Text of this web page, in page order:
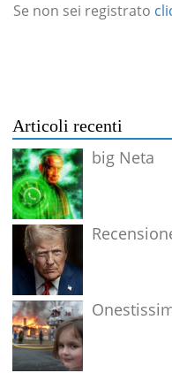
Se non sei registrato
Articoli recenti
big Neta